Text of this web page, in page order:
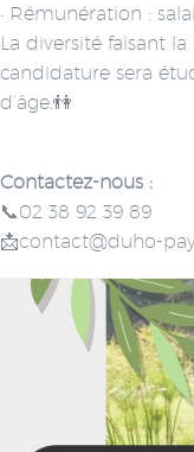
• Rémunération :
La diversité faisant
candidature sera
d’âge.👫
Contactez-nous :
📞02 38 92 39 89
📩contact@duho-